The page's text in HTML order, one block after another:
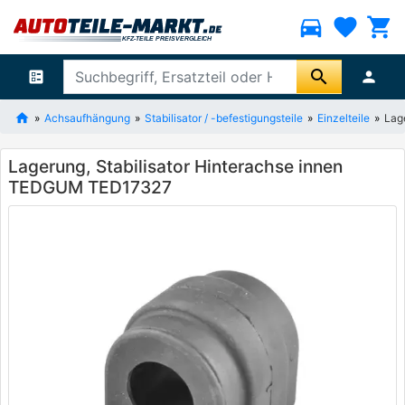
directions_car favorite shopping_cart
ballot search person
Achsaufhängung Stabilisator / -befestigungsteile Einzelteile
Lagerung, Stabilisator Hinterachse innen
TEDGUM TED17327